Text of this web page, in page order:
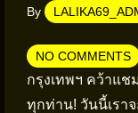
By
NO COMMENTS
กรุงเทพฯ คว้าแช
ทุกท่าน! วันนี้เรา